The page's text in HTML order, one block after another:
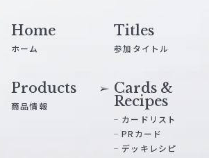
Home
ホーム
Titles
参加タイトル
Products
商品情報
Cards &
Recipes
カードリスト
PRカード
デッキレシピ